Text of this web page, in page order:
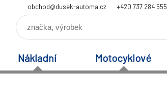
obchod@dusek-automa.cz +420 737 284 555
Nákladní Motocyklové